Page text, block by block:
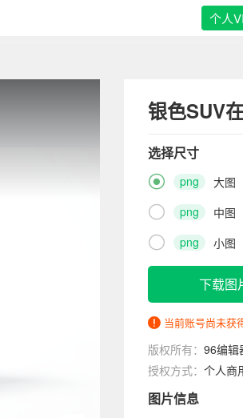
个人
银色SUV
选择尺寸
 png 大图
 png 中图
 png 小图
下载图
当前账号尚未获
版权所有： 96编辑
授权方式： 个人商
图片信息